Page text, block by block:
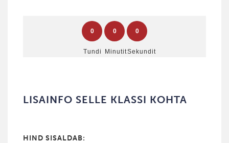
0
Tundi
0
Minutit
0
Sekundit
LISAINFO SELLE KLASSI KOHTA
HIND SISALDAB: